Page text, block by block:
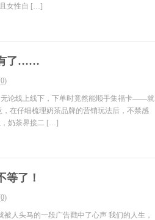
女性自 […]
有了……
论线上线下，下单时竟然能顺手集福卡——就
在仔细梳理奶茶品牌的营销玩法后，不禁感
，奶茶界接二 […]
等了！
人头马的一段广告戳中了心声 我们的人生，